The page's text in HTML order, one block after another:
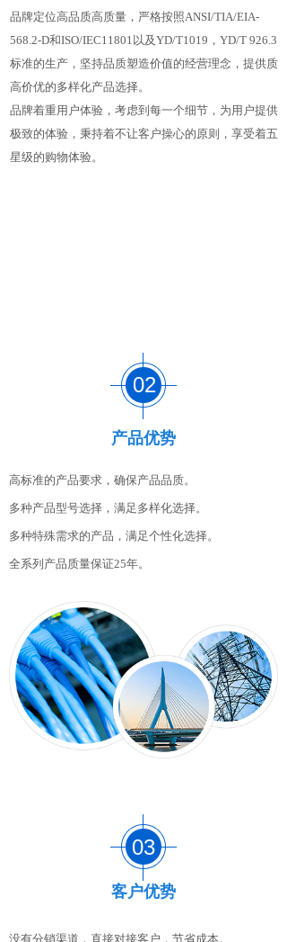
品牌定位高品质高质量，严格按照ANSI/TIA/EIA-
568.2-D和ISO/IEC11801 以及YD/T1019 ， YD/T 926.3
标准的生产，坚持品质塑造价值的经营理念，提供质
高价优的多样化产品选择。
品牌着重用户体验，考虑到每一个细节，为用户提供
极致的体验，秉持着不让客户操心的原则，享受着五
星级的购物体验。
高标准的产品要求，确保产品品质。
多种产品型号选择，满足多样化选择。
多种特殊需求的产品，满足个性化选择。
全系列产品质量保证25年。
02
客户优势
产品优势
没有分销渠道，直接对接客户，节省成本。
03
03